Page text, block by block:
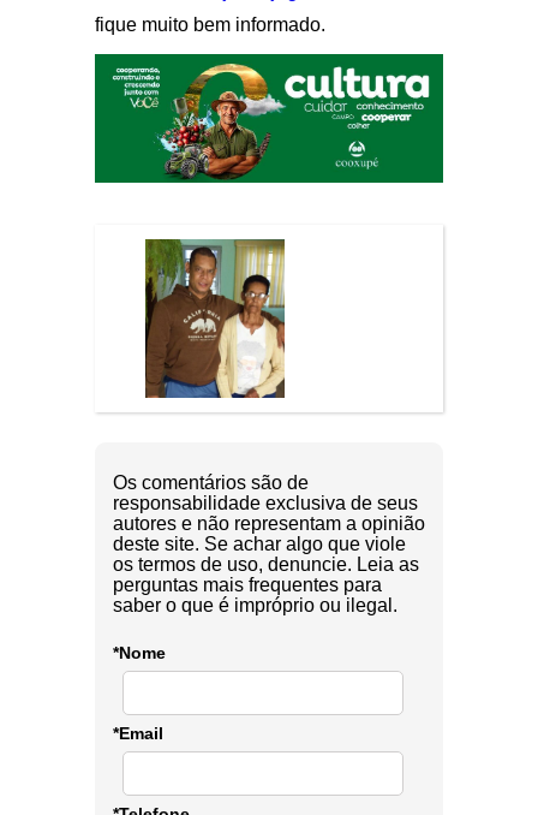
fique muito bem informado.
Os comentários são de
responsabilidade exclusiva de seus
autores e não representam a opinião
deste site. Se achar algo que viole
os termos de uso, denuncie. Leia as
perguntas mais frequentes para
saber o que é impróprio ou ilegal.
*Nome
*Email